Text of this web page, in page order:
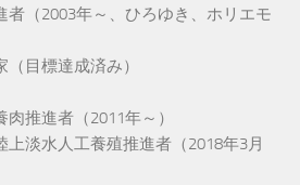
者（2003年～、ひろゆき、ホリエモ
目標達成済み）
推進者（2011年～）
淡水人工養殖推進者（2018年3月